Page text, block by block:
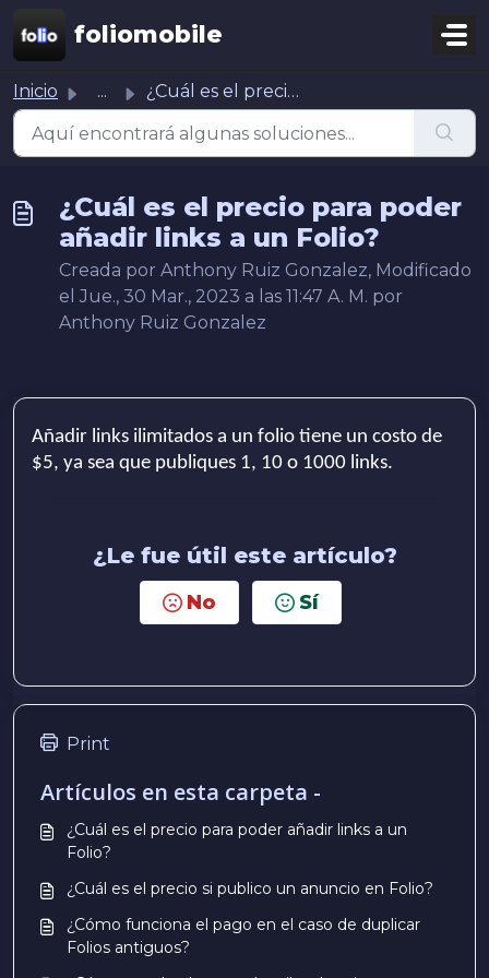
foliomobile
Inicio ... ¿Cuál es el precio para poder añadir links a un Folio?
¿Cuál es el precio para poder
añadir links a un Folio?
Creada por Anthony Ruiz Gonzalez, Modificado
el Jue., 30 Mar., 2023 a las 11:47 A. M. por
Anthony Ruiz Gonzalez
Añadir links ilimitados a un folio tiene un costo de
$5, ya sea que publiques 1, 10 o 1000 links.
¿Le fue útil este artículo?
No Sí
Print
Artículos en esta carpeta -
¿Cuál es el precio para poder añadir links a un
Folio?
¿Cuál es el precio si publico un anuncio en Folio?
¿Cómo funciona el pago en el caso de duplicar
Folios antiguos?